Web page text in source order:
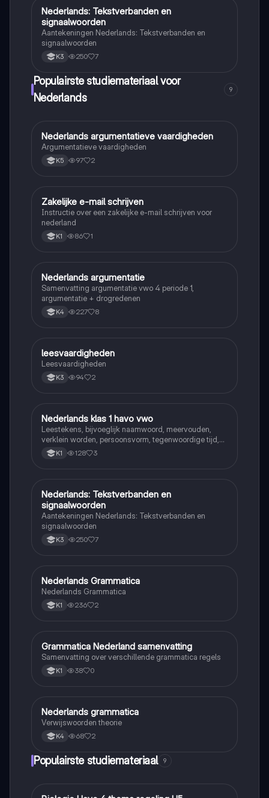
Nederlands
Nederlands: Tekstverbanden en
signaalwoorden
Aantekeningen Nederlands: Tekstverbanden en
signaalwoorden
K3 250 7
Populairste studiemateriaal voor
Nederlands
9
Nederlands
Nederlands argumentatieve vaardigheden
Argumentatieve vaardigheden
K5 97 2
Nederlands
Zakelijke e-mail schrijven
Instructie over een zakelijke e-mail schrijven voor
nederland
K1 86 1
Nederlands
Nederlands argumentatie
Samenvatting argumentatie vwo 4 periode 1,
argumentatie + drogredenen
K4 227 8
Nederlands
leesvaardigheden
Leesvaardigheden
K3 94 2
Nederlands
Nederlands klas 1 havo vwo
Leestekens, bijvoeglijk naamwoord, meervouden,
verklein worden, persoonsvorm, tegenwoordige tijd,
persoonsvorm verleden tijd van zwakke en sterke
werkwoorden, voltooid en onvoltooid deelwoord,
K1 128 3
Nederlands
Nederlands: Tekstverbanden en
signaalwoorden
Aantekeningen Nederlands: Tekstverbanden en
signaalwoorden
K3 250 7
Nederlands
Nederlands Grammatica
Nederlands Grammatica
K1 236 2
Nederlands
Grammatica Nederland samenvatting
Samenvatting over verschillende grammatica regels
K1 38 0
Nederlands
Nederlands grammatica
Verwijswoorden theorie
K4 68 2
Populairste studiemateriaal 9